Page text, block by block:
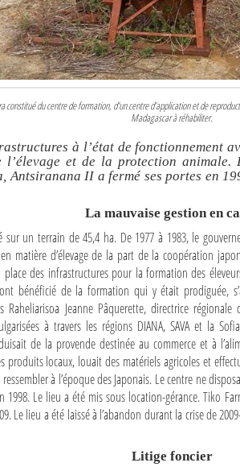
constitué du centre de formation, d’un centre d’application et de
Madagascar à réhabiliter.
à l’état de fonctionnement
l’élevage et de la protection
Antsiranana II a fermé ses portes en
La mauvaise gestion en
sur un terrain de 45,4 ha. De 1977 à 1983, le
matière d’élevage de la part de la coopération
des infrastructures pour la formation des
ont bénéficié de la formation qui y était prodiguée,
Raheliarisoa Jeanne Pâquerette, directrice
à travers les régions DIANA, SAVA et la
de la provende destinée au commerce et à
produits locaux, louait des matériels agricoles et
à l’époque des Japonais. Le centre ne
1998. Le lieu a été mis sous location-gérance. Tiko
Le lieu a été laissé à l’abandon durant la crise de
Litige foncier